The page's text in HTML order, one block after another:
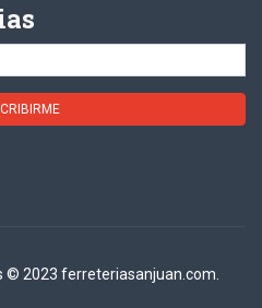
© 2023 ferreteriasanjuan.com.